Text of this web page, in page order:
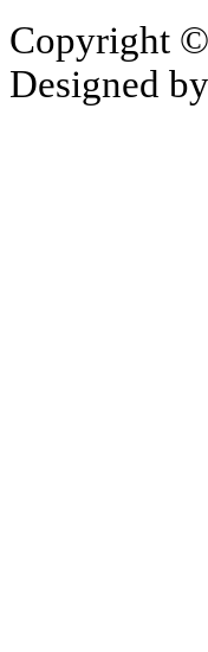
Copyright
Designed by